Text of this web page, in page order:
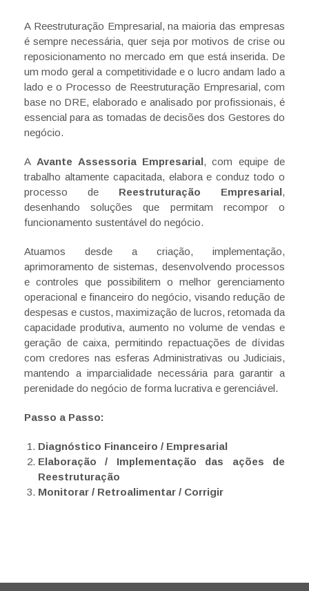
A Reestruturação Empresarial, na maioria das empresas
é sempre necessária, quer seja por motivos de crise ou
reposicionamento no mercado em que está inserida. De
um modo geral a competitividade e o lucro andam lado a
lado e o Processo de Reestruturação Empresarial, com
base no DRE, elaborado e analisado por profissionais, é
essencial para as tomadas de decisões dos Gestores do
negócio.
A Avante Assessoria Empresarial, com equipe de
trabalho altamente capacitada, elabora e conduz todo o
processo de Reestruturação Empresarial,
desenhando soluções que permitam recompor o
funcionamento sustentável do negócio.
Atuamos desde a criação, implementação,
aprimoramento de sistemas, desenvolvendo processos
e controles que possibilitem o melhor gerenciamento
operacional e financeiro do negócio, visando redução de
despesas e custos, maximização de lucros, retomada da
capacidade produtiva, aumento no volume de vendas e
geração de caixa, permitindo repactuações de dívidas
com credores nas esferas Administrativas ou Judiciais,
mantendo a imparcialidade necessária para garantir a
perenidade do negócio de forma lucrativa e gerenciável.
Passo a Passo:
Diagnóstico Financeiro / Empresarial
Elaboração / Implementação das ações de
Reestruturação
Monitorar / Retroalimentar / Corrigir